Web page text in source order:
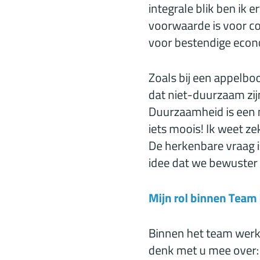
integrale blik ben ik
voorwaarde is voor
voor bestendige
Zoals bij een
dat niet-duurzaam
Duurzaamheid is
iets moois! Ik weet
De herkenbare
idee dat we
Mijn rol binnen
Binnen het team
denk met u mee over: